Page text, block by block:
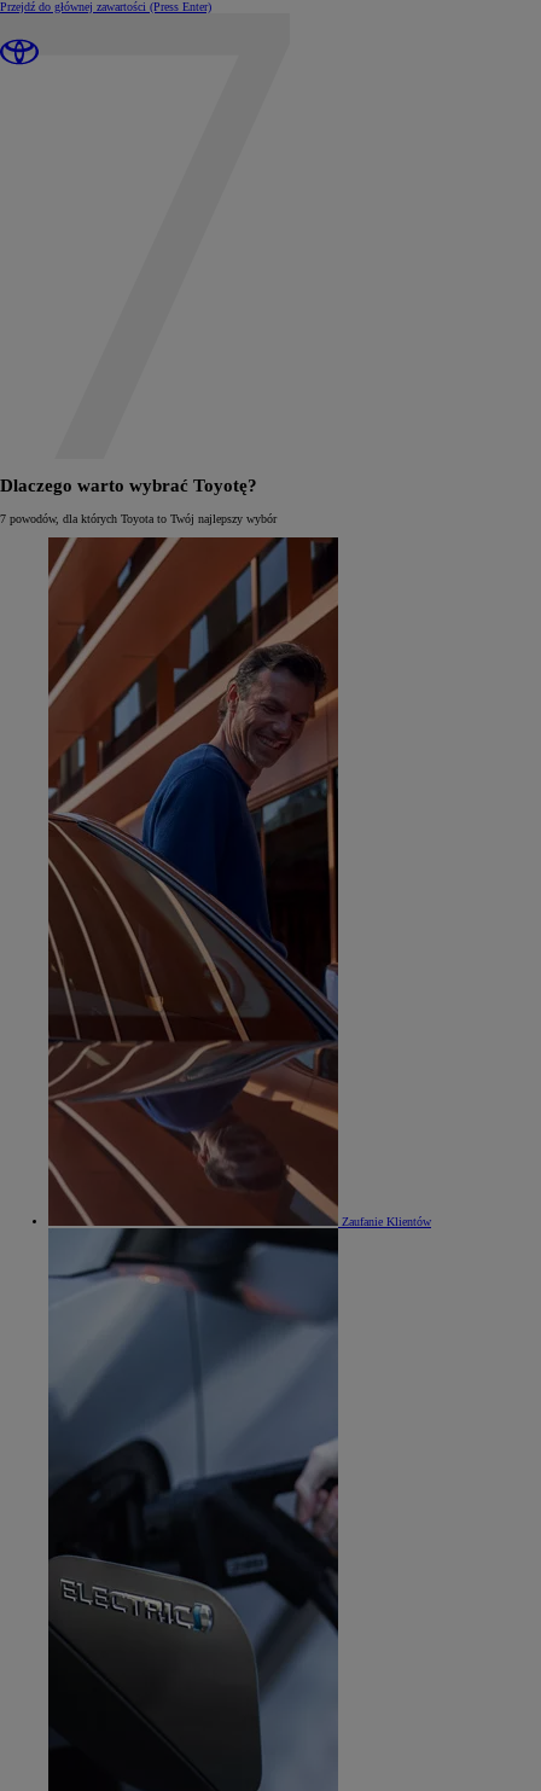
Przejdź do głównej zawartości (Press Enter)
Dlaczego warto wybrać Toyotę?
7 powodów, dla których Toyota to Twój najlepszy wybór
Zaufanie Klientów